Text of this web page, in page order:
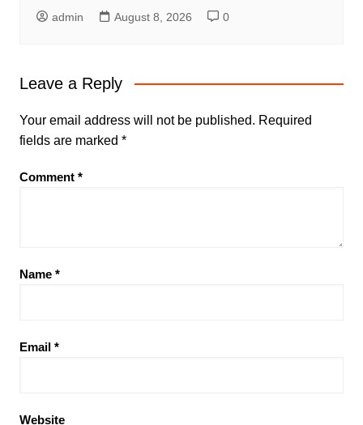
admin August 8, 2026 0
Leave a Reply
Your email address will not be published. Required
fields are marked *
Comment *
Name *
Email *
Website